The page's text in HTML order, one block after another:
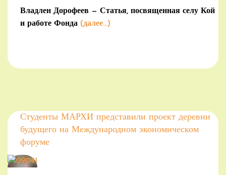
Владлен Дорофеев — Статья, посвященная селу Кой
и работе Фонда (далее…)
Студенты МАРХИ представили проект деревни
будущего на Международном экономическом
форуме